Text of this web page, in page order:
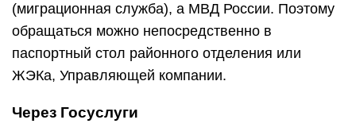
(миграционная служба), а МВД России. Поэтому
обращаться можно непосредственно в
паспортный стол районного отделения или
ЖЭКа, Управляющей компании.
Через Госуслуги